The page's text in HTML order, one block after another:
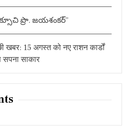
ప్రొ. జయశంకర్”
खबर: 15 अगस्त को नए राशन कार्डों
सपना साकार